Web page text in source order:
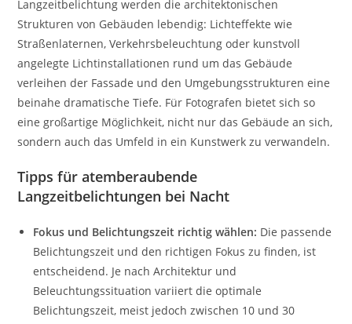
Langzeitbelichtung werden die architektonischen
Strukturen von Gebäuden lebendig: Lichteffekte wie
Straßenlaternen, Verkehrsbeleuchtung oder kunstvoll
angelegte Lichtinstallationen rund um das Gebäude
verleihen der Fassade und den Umgebungsstrukturen eine
beinahe dramatische Tiefe. Für Fotografen bietet sich so
eine großartige Möglichkeit, nicht nur das Gebäude an sich,
sondern auch das Umfeld in ein Kunstwerk zu verwandeln.
Tipps für atemberaubende
Langzeitbelichtungen bei Nacht
Fokus und Belichtungszeit richtig wählen: Die passende
Belichtungszeit und den richtigen Fokus zu finden, ist
entscheidend. Je nach Architektur und
Beleuchtungssituation variiert die optimale
Belichtungszeit, meist jedoch zwischen 10 und 30